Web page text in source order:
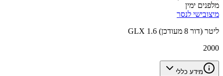
מלפנים ימין
מיצובישי לנסר
GLX 1.6 ליטר (דור 8 מעודכן)
2000
מידע כללי